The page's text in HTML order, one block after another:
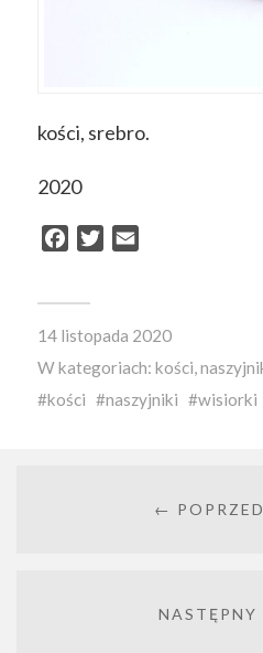
kości, srebro.
2020
Facebook
Twitter
14 listopada 2020
W kategoriach: kości,
kości
naszyjniki wisiorki
←